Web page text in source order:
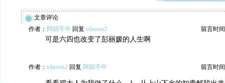
文章评论
作者： 阿妞不牛 回复 tdneon2 留言时
可是六四也改变了彭丽媛的人生啊
作者： tdneon2 回复 阿妞不牛 留言时